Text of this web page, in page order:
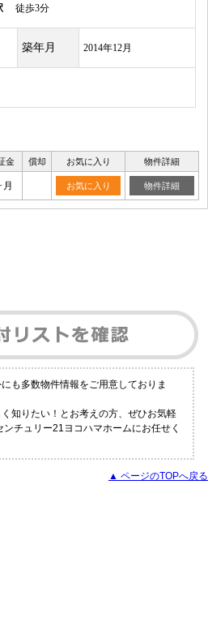
徒歩3分
築年月 2014年12月
金 償却 お気に入り 物件詳細
月 お気に入り 物件詳細
も多数物件情報をご用意しておりま
知りたい！とお考えの方、ぜひお気軽
チュリー21ヨコハマホームにお任せく
▲ ページのTOPへ戻る